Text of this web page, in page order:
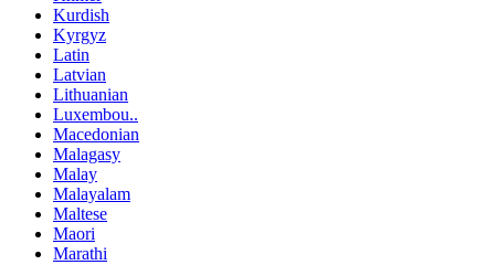
Kurdish
Kyrgyz
Latin
Latvian
Lithuanian
Luxembou..
Macedonian
Malagasy
Malay
Malayalam
Maltese
Maori
Marathi